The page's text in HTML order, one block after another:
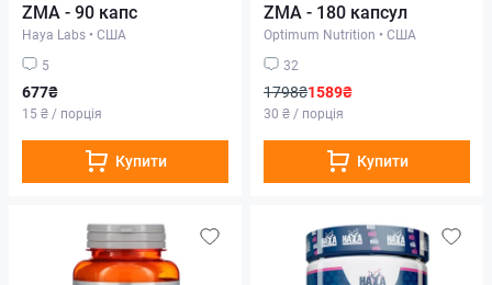
ZMA - 90 капс
Haya Labs • США
5
677₴
15 ₴ / порція
Купити
ZMA - 180 капсул
Optimum Nutrition • США
32
1798₴1589₴
30 ₴ / порція
Купити